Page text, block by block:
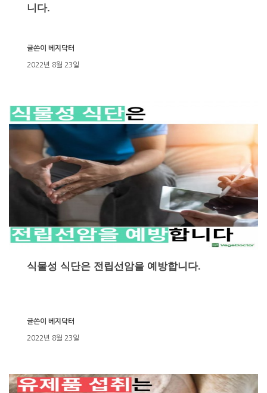
니다.
2022년 8월 23일
글쓴이 베지닥터
식물성 식단은 전립선암을 예방합니다.
2022년 8월 23일
글쓴이 베지닥터